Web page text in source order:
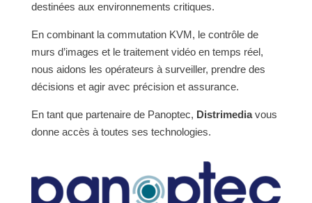
destinées aux environnements critiques.
En combinant la commutation KVM, le contrôle de
murs d’images et le traitement vidéo en temps réel,
nous aidons les opérateurs à surveiller, prendre des
décisions et agir avec précision et assurance.
En tant que partenaire de Panoptec, Distrimediavous
donne accès à toutes ses technologies.